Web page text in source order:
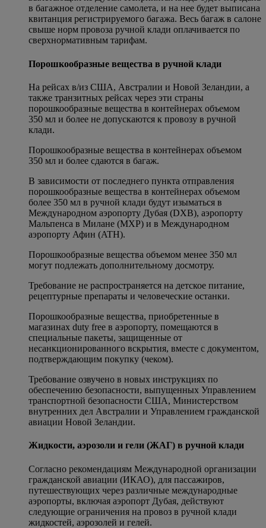
в багажное отделение самолета, и на нее будет выписана
квитанция регистрируемого багажа. Весь багаж в салоне
свыше норм провоза ручной клади оплачивается по
сверхнормативным тарифам.
Порошкообразные вещества в ручной клади
На рейсах в/из США, Австралии и Новой Зеландии, а
также транзитных рейсах через эти страны
порошкообразные вещества в контейнерах объемом
350 мл и более не допускаются к провозу в ручной
клади.
Порошкообразные вещества в контейнерах объемом
350 мл и более сдаются в багаж.
В зависимости от последнего пункта отправления
порошкообразные вещества в контейнерах объемом
более 350 мл в ручной клади будут изыматься в
Международном аэропорту Дубая (DXB), аэропорту
Мальпенса в Милане (MXP) и в Международном
аэропорту Афин (ATH).
Порошкообразные вещества объемом менее 350 мл
могут подлежать дополнительному досмотру.
Требование не распространяется на детское питание,
рецептурные препараты и человеческие останки.
Порошкообразные вещества, приобретенные в
магазинах duty free в аэропорту, помещаются в
специальные пакеты, защищенные от
несанкционированного вскрытия, вместе с документом,
подтверждающим покупку (чеком).
Требование озвучено в новых инструкциях по
обеспечению безопасности, выпущенных Управлением
транспортной безопасности США, Министерством
внутренних дел Австралии и Управлением гражданской
авиации Новой Зеландии.
Жидкости, аэрозоли и гели (ЖАГ) в ручной клади
Согласно рекомендациям Международной организации
гражданской авиации (ИКАО), для пассажиров,
путешествующих через различные международные
аэропорты, включая аэропорт Дубая, действуют
следующие ограничения на провоз в ручной клади
жидкостей, аэрозолей и гелей.